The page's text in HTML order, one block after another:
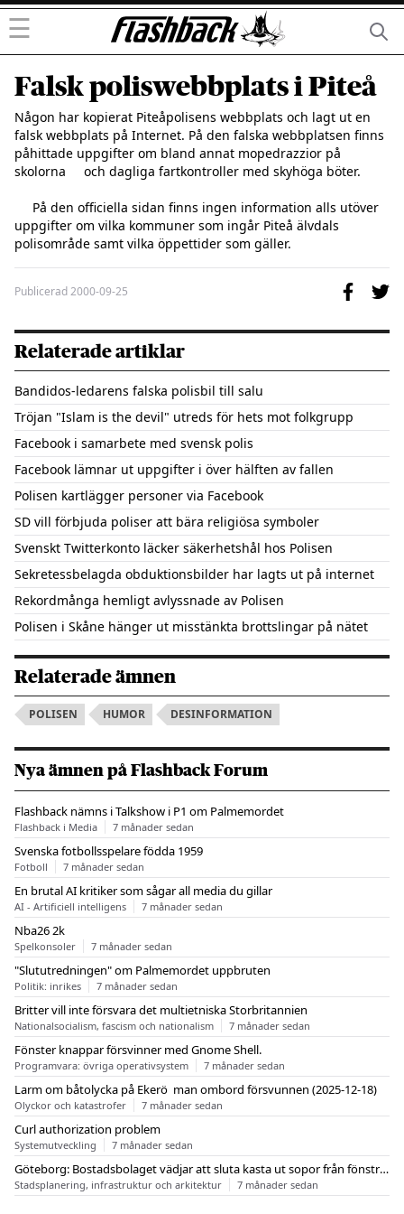
☰
Falsk poliswebbplats i Piteå
Någon har kopierat Piteåpolisens webbplats och lagt ut en
falsk webbplats på Internet. På den falska webbplatsen finns
påhittade uppgifter om bland annat mopedrazzior på
skolorna     och dagliga fartkontroller med skyhöga böter.
uppgifter om vilka kommuner som ingår Piteå älvdals
Publicerad2000-09-25
Relaterade artiklar
Bandidos-ledarens falska polisbil till salu
Tröjan "Islam is the devil" utreds för hets mot folkgrupp
Facebook i samarbete med svensk polis
Facebook lämnar ut uppgifter i över hälften av fallen
Polisen kartlägger personer via Facebook
SD vill förbjuda poliser att bära religiösa symboler
Svenskt Twitterkonto läcker säkerhetshål hos Polisen
Sekretessbelagda obduktionsbilder har lagts ut på internet
Rekordmånga hemligt avlyssnade av Polisen
Polisen i Skåne hänger ut misstänkta brottslingar på nätet
Relaterade ämnen
POLISEN HUMOR DESINFORMATION
Nya ämnen på Flashback Forum
Flashback nämns i Talkshow i P1 om Palmemordet
Flashback i Media 7 månader sedan
Svenska fotbollsspelare födda 1959
Fotboll 7 månader sedan
En brutal AI kritiker som sågar all media du gillar
AI - Artificiell intelligens 7 månader sedan
Nba26 2k
Spelkonsoler 7 månader sedan
"Slututredningen" om Palmemordet uppbruten
Politik: inrikes 7 månader sedan
Britter vill inte försvara det multietniska Storbritannien
Nationalsocialism, fascism och nationalism 7 månader sedan
Fönster knappar försvinner med Gnome Shell.
Programvara: övriga operativsystem 7 månader sedan
Larm om båtolycka på Ekerö  man ombord försvunnen (2025-12-18)
Olyckor och katastrofer 7 månader sedan
Curl authorization problem
Systemutveckling 7 månader sedan
Göteborg: Bostadsbolaget vädjar att sluta kasta ut sopor från fönstren
Stadsplanering, infrastruktur och arkitektur 7 månader sedan